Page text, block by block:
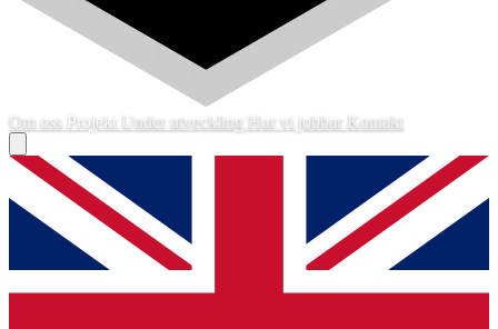
Om oss Projekt Under utveckling Hur vi jobbar Kontakt